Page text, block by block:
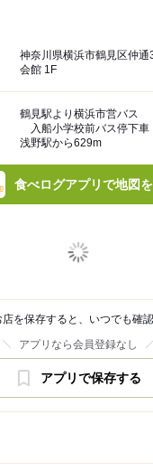
神奈川県横浜市鶴見区仲
会館 1F
鶴見駅より横浜市営バス
入船小学校前バス停下
浅野駅から629m
食べログアプリで地図を
を保存すると、いつでも確認
アプリなら会員登録なし
アプリで保存する